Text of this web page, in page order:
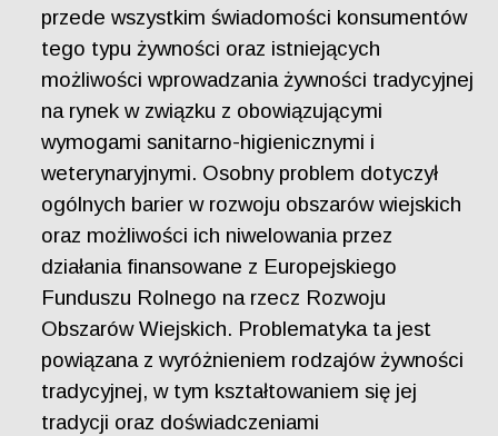
przede wszystkim świadomości konsumentów
tego typu żywności oraz istniejących
możliwości wprowadzania żywności tradycyjnej
na rynek w związku z obowiązującymi
wymogami sanitarno-higienicznymi i
weterynaryjnymi. Osobny problem dotyczył
ogólnych barier w rozwoju obszarów wiejskich
oraz możliwości ich niwelowania przez
działania finansowane z Europejskiego
Funduszu Rolnego na rzecz Rozwoju
Obszarów Wiejskich. Problematyka ta jest
powiązana z wyróżnieniem rodzajów żywności
tradycyjnej, w tym kształtowaniem się jej
tradycji oraz doświadczeniami